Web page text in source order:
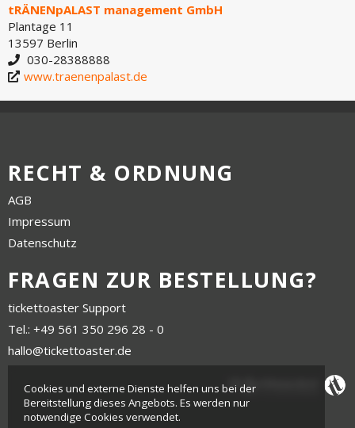
tRÄNENpALAST management GmbH
Plantage 11
13597 Berlin
030-28388888
www.traenenpalast.de
RECHT & ORDNUNG
AGB
Impressum
Datenschutz
FRAGEN ZUR BESTELLUNG?
tickettoaster Support
Tel.: +49 561 350 296 28 - 0
hallo@tickettoaster.de
Cookies und externe Dienste helfen uns bei der
Bereitstellung dieses Angebots. Es werden nur
notwendige Cookies verwendet.